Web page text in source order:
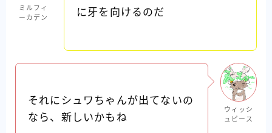
ミルフィ
ーカデン
に牙を向けるのだ
それにシュワちゃんが出てないの
なら、新しいかもね
ウィッシ
ュピース